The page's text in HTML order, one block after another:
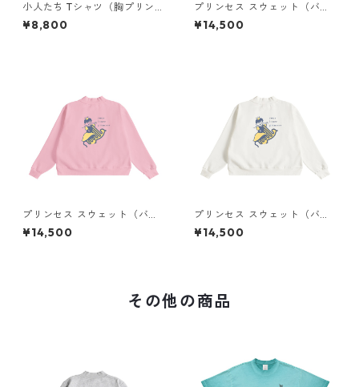
小人たち Tシャツ（胸プリン
ト）
¥8,800
プリンセス スウェット（バッ
クプリント）× Liguee®️花ロゴ
（刺繍）
¥14,500
プリンセス スウェット（バッ
クプリント）× Liguee®️糸の鳥
ロゴ（刺繍）
¥14,500
プリンセス スウェット（バッ
クプリント）× Liguee®️糸の鳥
ロゴ（刺繍）
¥14,500
その他の商品